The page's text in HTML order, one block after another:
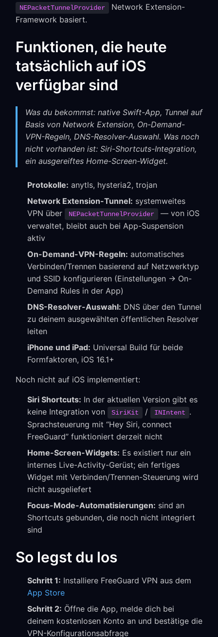
NEPacketTunnelProvider
Network Extension-
Framework basiert.
Funktionen, die heute
tatsächlich auf iOS
verfügbar sind
Was du bekommst: native Swift-App, Tunnel auf
Basis von Network Extension, On-Demand-
VPN-Regeln, DNS-Resolver-Auswahl. Was noch
nicht vorhanden ist: Siri-Shortcuts-Integration,
ein ausgereiftes Home-Screen-Widget.
Protokolle: anytls, hysteria2, trojan
Network Extension-Tunnel: systemweites
VPN über
NEPacketTunnelProvider
— von iOS
verwaltet, bleibt auch bei App-Suspension
aktiv
On-Demand-VPN-Regeln: automatisches
Verbinden/Trennen basierend auf Netzwerktyp
und SSID konfigurieren (Einstellungen → On-
Demand Rules in der App)
DNS-Resolver-Auswahl: DNS über den Tunnel
zu deinem ausgewählten öffentlichen Resolver
leiten
iPhone und iPad: Universal Build für beide
Formfaktoren, iOS 16.1+
Noch nicht auf iOS implementiert:
Siri Shortcuts: In der aktuellen Version gibt es
keine Integration von
SiriKit / INIntent
.
Sprachsteuerung mit “Hey Siri, connect
FreeGuard” funktioniert derzeit nicht
Home-Screen-Widgets: Es existiert nur ein
internes Live-Activity-Gerüst; ein fertiges
Widget mit Verbinden/Trennen-Steuerung wird
nicht ausgeliefert
Focus-Mode-Automatisierungen: sind an
Shortcuts gebunden, die noch nicht integriert
sind
So legst du los
Schritt 1: Installiere FreeGuard VPN aus dem
App Store
Schritt 2: Öffne die App, melde dich bei
deinem kostenlosen Konto an und bestätige die
VPN-Konfigurationsabfrage